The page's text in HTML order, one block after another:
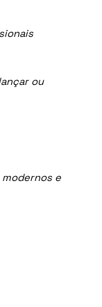
ou
e